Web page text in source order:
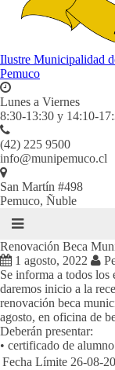
Ilustre Municipalidad
Pemuco
Lunes a Viernes
8:30-13:30 y 14:10-
(42) 225 9500
info@munipemuco.cl
San Martín #498
Pemuco, Ñuble
Renovación Beca
1 agosto, 2022
Se informa a todos los
daremos inicio a la
renovación beca
agosto, en oficina de
Deberán presentar:
• certificado de
Fecha Límite 26-08-